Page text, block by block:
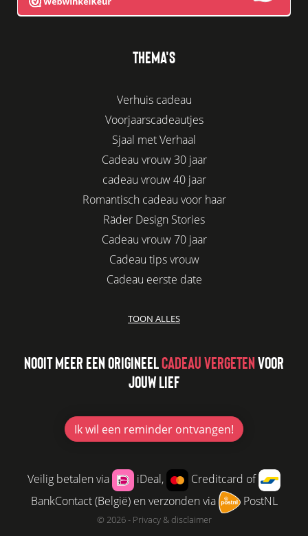
THEMA'S
Verhuis cadeau
Voorjaarscadeautjes
Sjaal met Verhaal
Cadeau vrouw 30 jaar
cadeau vrouw 40 jaar
Romantisch cadeau voor haar
Räder Design Stories
Cadeau vrouw 70 jaar
Cadeau tips vrouw
Cadeau eerste date
Leuke kadootjes
Azur
Kaars cadeau geven
Jubileum cadeau
Cadeau idee vriendin
Origineel cadeau voor vriendin
Leuke cadeaus voor vrouwen
Cadeau per post
Cadeau voor haar boven 100 euro
TOON ALLES
NOOIT MEER EEN ORIGINEELCADEAU VERGETENVOOR
JOUW LIEF
Ik wil een reminder ontvangen!
Veilig betalen via iDeal,
Creditcard of
BankContact (België) en verzonden via
PostNL
© 2026 - Privacy & disclaimer